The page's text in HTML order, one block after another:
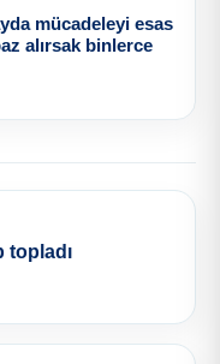
mücadeleyi esas
alırsak binlerce
topladı